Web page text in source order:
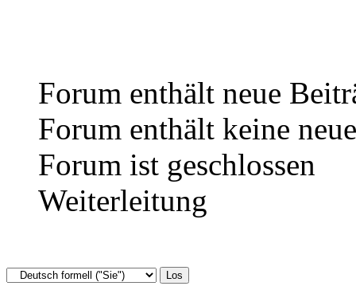
Forum enthält neue
Forum enthält keine
Forum ist geschlossen
Weiterleitung